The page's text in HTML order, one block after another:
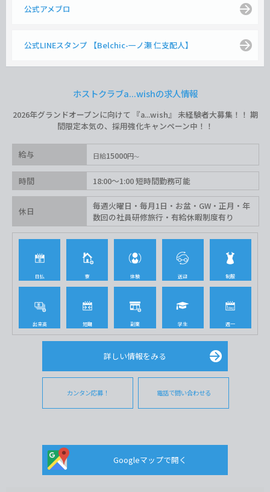
公式アメブロ
公式LINEスタンプ 【Belchic-一ノ瀬 仁支配人】
ホストクラブa...wishの求人情報
2026年グランドオープンに向けて 『a...wish』 未経験者大募集！！ 期
間限定本気の、採用強化キャンペーン中！！
給与 日給15000円
時間 18:00〜1:00 短時間勤務可能
休日
毎週火曜日・毎月1日・お盆・GW・正月・年
数回の社員研修旅行・有給休暇制度有り
日払 寮 体験 送迎 制服
出来高 短期 副業 学生 週一
詳しい情報をみる
カンタン応募！ 電話で問い合わせる
Googleマップで開く